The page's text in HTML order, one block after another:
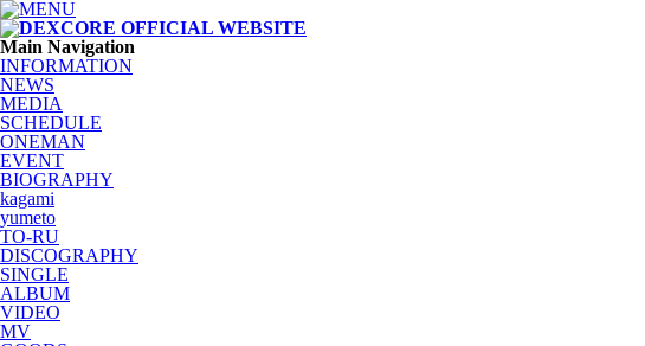
Main Navigation
INFORMATION
NEWS
MEDIA
SCHEDULE
ONEMAN
EVENT
BIOGRAPHY
kagami
yumeto
TO-RU
DISCOGRAPHY
SINGLE
ALBUM
VIDEO
MV